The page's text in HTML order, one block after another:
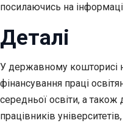
посилаючись на
Деталі
У державному кошторисі
фінансування праці
середньої освіти, а також
працівників